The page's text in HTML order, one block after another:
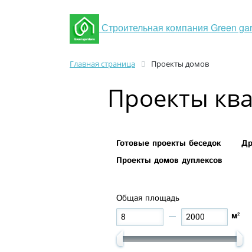
Строительная компания Green
Главная страница Проекты домов
Проекты
Готовые проекты беседок
Проекты домов дуплексов
Общая площадь
м²